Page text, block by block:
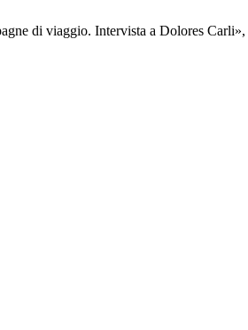
di viaggio. Intervista a Dolores Carli»,